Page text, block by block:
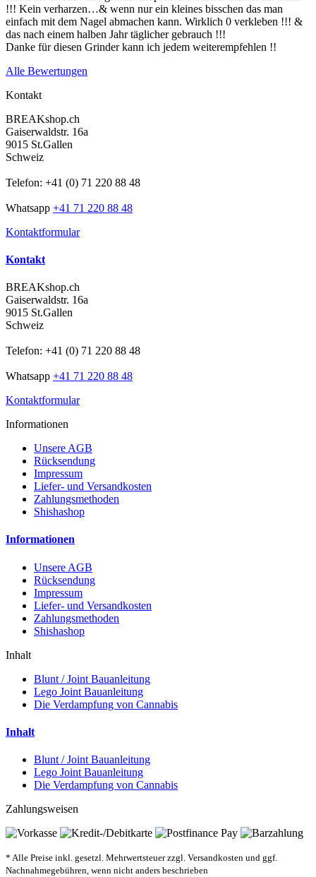
!!! Kein verharzen…& wenn nur ein kleines bisschen das man
einfach mit dem Nagel abmachen kann. Wirklich 0 verkleben !!! &
das nach einem halben Jahr täglicher gebrauch !!!
Danke für diesen Grinder kann ich jedem weiterempfehlen !!
Alle Bewertungen
Kontakt
BREAKshop.ch
Gaiserwaldstr. 16a
9015 St.Gallen
Schweiz
Telefon: +41 (0) 71 220 88 48
Whatsapp +41 71 220 88 48
Kontaktformular
Kontakt
BREAKshop.ch
Gaiserwaldstr. 16a
9015 St.Gallen
Schweiz
Telefon: +41 (0) 71 220 88 48
Whatsapp +41 71 220 88 48
Kontaktformular
Informationen
Unsere AGB
Rücksendung
Impressum
Liefer- und Versandkosten
Zahlungsmethoden
Shishashop
Informationen
Unsere AGB
Rücksendung
Impressum
Liefer- und Versandkosten
Zahlungsmethoden
Shishashop
Inhalt
Blunt / Joint Bauanleitung
Lego Joint Bauanleitung
Die Verdampfung von Cannabis
Inhalt
Blunt / Joint Bauanleitung
Lego Joint Bauanleitung
Die Verdampfung von Cannabis
Zahlungsweisen
* Alle Preise inkl. gesetzl. Mehrwertsteuer zzgl. Versandkosten und ggf.
Nachnahmegebühren, wenn nicht anders beschrieben